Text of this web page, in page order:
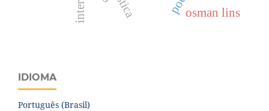
osman lins
IDIOMA
Português (Brasil)